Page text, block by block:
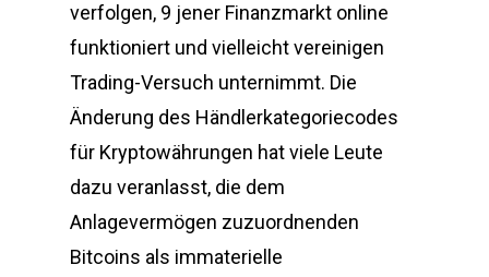
verfolgen, 9 jener Finanzmarkt online
funktioniert und vielleicht vereinigen
Trading-Versuch unternimmt. Die
Änderung des Händlerkategoriecodes
für Kryptowährungen hat viele Leute
dazu veranlasst, die dem
Anlagevermögen zuzuordnenden
Bitcoins als immaterielle